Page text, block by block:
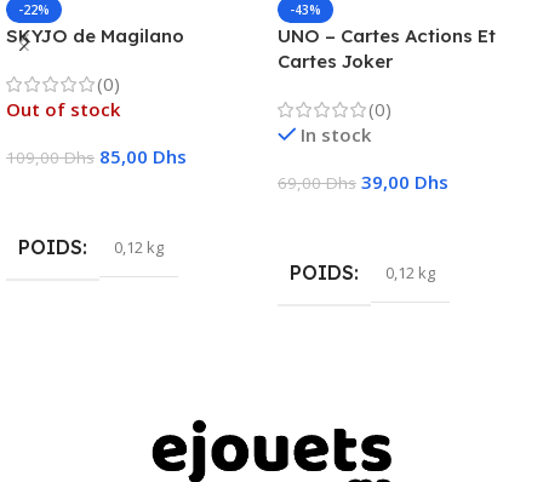
-22%
SKYJO de Magilano
(0)
Out of stock
109,00Dhs 85,00 Dhs
POIDS 0,12 kg
-43%
UNO – Cartes Actions Et
Cartes Joker
(0)
In stock
69,00Dhs 39,00 Dhs
POIDS 0,12 kg